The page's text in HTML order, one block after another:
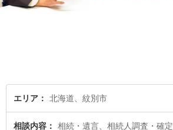
エリア 北海道、紋別市
相談内容 相続・遺言、相続人調査・確定